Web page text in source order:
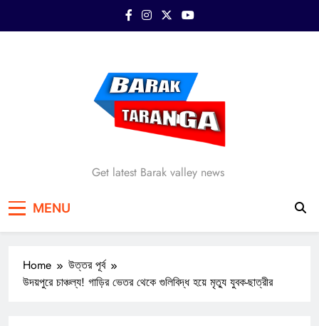
Barak Taranga
Get latest Barak valley news
MENU
Home
উত্তর পূর্ব
উদয়পুরে চাঞ্চল্য! গাড়ির ভেতর থেকে গুলিবিদ্ধ হয়ে মৃত্যু যুবক-ছাত্রীর